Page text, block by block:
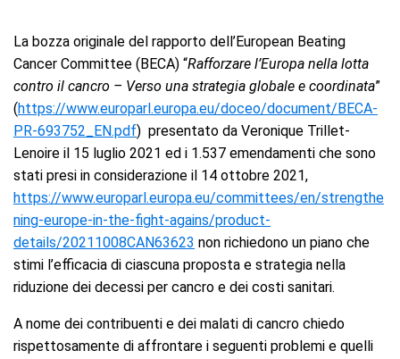
La bozza originale del rapporto dell’European Beating
Cancer Committee (BECA) “Rafforzare l’Europa nella lotta
contro il cancro – Verso una strategia globale e coordinata”
(https://www.europarl.europa.eu/doceo/document/BECA-
PR-693752_EN.pdf) presentato da Veronique Trillet-
Lenoire il 15 luglio 2021 ed i 1.537 emendamenti che sono
stati presi in considerazione il ​​14 ottobre 2021,
https://www.europarl.europa.eu/committees/en/strengthe
ning-europe-in-the-fight-agains/product-
details/20211008CAN63623 non richiedono un piano che
stimi l’efficacia di ciascuna proposta e strategia nella
riduzione dei decessi per cancro e dei costi sanitari.
A nome dei contribuenti e dei malati di cancro chiedo
rispettosamente di affrontare i seguenti problemi e quelli